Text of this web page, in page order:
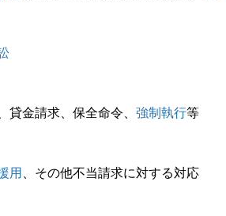
貸金請求、保全命令、 強制執行等
用 、その他不当請求に対する対応